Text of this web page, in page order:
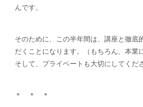
んです。
そのために、この半年間は、講座と徹底
だくことになります。（もちろん、本業
そして、プライベートも大切にしてくだ
＊ ＊ ＊